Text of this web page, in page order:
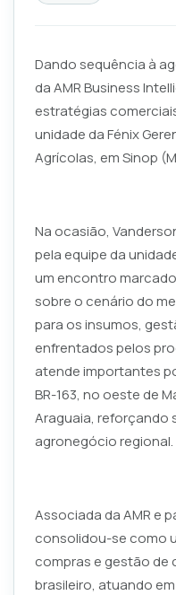
Dando sequência à
da AMR Business
estratégias
unidade da Fénix
Agrícolas, em Sinop
Na ocasião,
pela equipe da
um encontro
sobre o cenário do
para os insumos,
enfrentados pelos
atende importantes
BR-163, no oeste de
Araguaia, reforçando
agronegócio regional.
Associada da AMR e
consolidou-se como
compras e gestão de
brasileiro, atuando